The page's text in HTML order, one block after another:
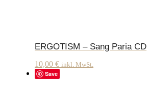
ERGOTISM – Sang Paria CD
10,00 € inkl. MwSt.
Save